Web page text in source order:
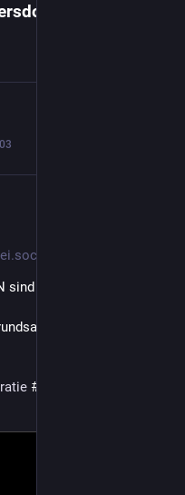
für deine Rechte.🏴‍☠️
#Freiheit